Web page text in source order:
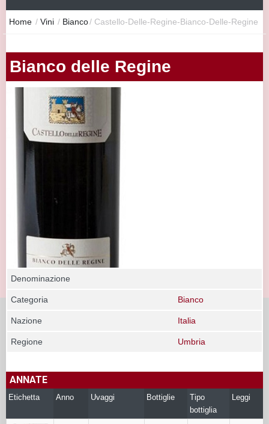
Home / Vini / Bianco/ Castello-Delle-Regine-Bianco-Delle-Regine
Bianco delle Regine
Denominazione
Categoria Bianco
Nazione Italia
Regione Umbria
ANNATE
Etichetta Anno Uvaggi Bottiglie
Tipo
bottiglia
Leggi